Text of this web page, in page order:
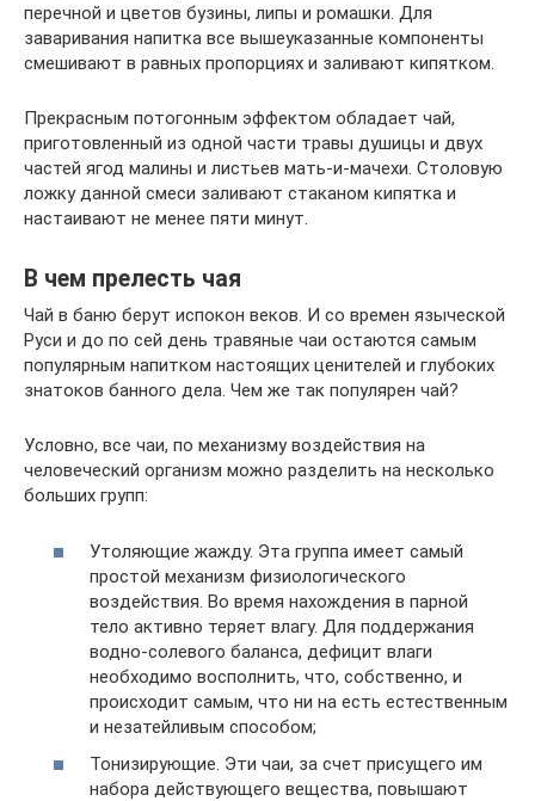
перечной и цветов бузины, липы и ромашки. Для
заваривания напитка все вышеуказанные компоненты
смешивают в равных пропорциях и заливают кипятком.
Прекрасным потогонным эффектом обладает чай,
приготовленный из одной части травы душицы и двух
частей ягод малины и листьев мать-и-мачехи. Столовую
ложку данной смеси заливают стаканом кипятка и
настаивают не менее пяти минут.
В чем прелесть чая
Чай в баню берут испокон веков. И со времен языческой
Руси и до по сей день травяные чаи остаются самым
популярным напитком настоящих ценителей и глубоких
знатоков банного дела. Чем же так популярен чай?
Условно, все чаи, по механизму воздействия на
человеческий организм можно разделить на несколько
больших групп:
Утоляющие жажду. Эта группа имеет самый
простой механизм физиологического
воздействия. Во время нахождения в парной
тело активно теряет влагу. Для поддержания
водно-солевого баланса, дефицит влаги
необходимо восполнить, что, собственно, и
происходит самым, что ни на есть естественным
и незатейливым способом;
Тонизирующие. Эти чаи, за счет присущего им
набора действующего вещества, повышают